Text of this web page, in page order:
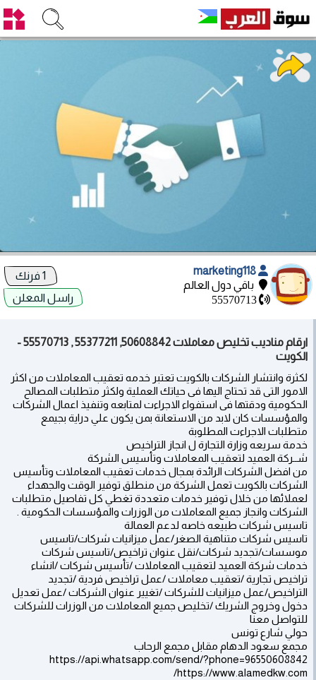
باقي دول العالم
55570713
راسل المعلن
ارقام مناديب تخليص معاملات 50608842, 55377211 , 55570713 -
الكويت
لكثرة وانتشار الشركات بالكويت تعتبر خدمه تعقيب المعاملات من اكثر
الامور التى قد تحتاج اليها فى حياتك العملية ولكثر متطلبات المصالح
الحكومية ودقتها فى استفواء الاجراءت لمتابعه وتنفيذ اعمال الشركات
والمؤسسات كان لابد من الاستعانة بمن يكون علي دراية بجيمع
متطلبات الاجراءت المطلوبة
خدمة سريعه وزارة التجارة ل انجاز التراخيص
شــركة العميد لتعقيب المعاملات وتأسيس الشركة
من افضل الشركات الرائدة بمجال خدمات تعقيب المعاملات وتأسيس
الشركات بالكويت تعمل الشركة من منطلق توفير الوقت والجهداء
لعملائها من خلال توفير خدمات متعددة تغطي كل تفاصيل متطلبات
الشركات وانجاز جميع المعاملات من الوزرات والمؤسسات الحكومية .
تاسيس شركات طبيعه خاصه لدعم العمالة
تاسيس شركات متناهية الصغر/عمل ميزانيات شركات/تاسيس
موسسات/تجديد شركات/نقل عنوان تراخيص/تاسيس شركات
خدمات شركة العميد لتعقيب المعاملات /تأسيس شركات ​/انشاء
تراخيص تجارية /تعقيب معاملات /عمل تراخيص فردية /تجديد
التراخيص/عمل ميزانيات للشركات /تغيير عنوان الشركات /عمل تعديل
دخول وخروج الشريك /تخليص جميع المعاملات من الوزرات للشركات
للتواصل معنا
حولي شارع تونس
مجمع سعود الدهام مقابل مجمع الرحاب
https://api.whatsapp.com/send/?phone=96550608842
https://www.alamedkw.com/